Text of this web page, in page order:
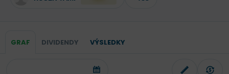
GRAF DIVIDENDY VÝSLEDKY